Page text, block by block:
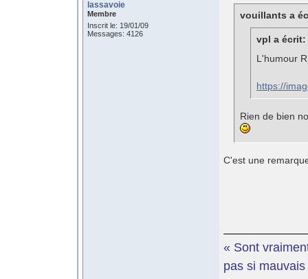
lassavoie
Membre
Inscrit le: 19/01/09
Messages: 4126
vouillants a
vpl a écrit:
L'humour
https://
Rien de bien
C'est une
« Sont
pas si